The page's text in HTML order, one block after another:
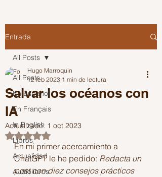
Entrada
All Posts
En Español
En Français
In English
Libros
Actualidad
Audiolibros
All Posts
Salvar los océanos con
IA
Hugo Marroquin
12 feb 2023 1 min de lectura
Actualizado: 1 oct 2023
Obtuvo NaN de 5 estrellas.
En mi primer acercamiento a
ChatGPT le he pedido: Redacta un
post con diez consejos prácticos